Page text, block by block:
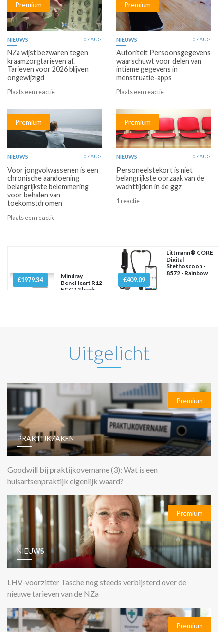
Premium
NIEUWS 07 AUG
NZa wijst bezwaren tegen
kraamzorgtarieven af.
Tarieven voor 2026 blijven
ongewijzigd
Plaats een reactie
Premium
NIEUWS 07 AUG
Autoriteit Persoonsgegevens
waarschuwt voor delen van
intieme gegevens in
menstruatie-apps
Plaats een reactie
Premium
NIEUWS 07 AUG
Voor jongvolwassenen is een
chronische aandoening
belangrijkste belemmering
voor behalen van
toekomstdromen
Plaats een reactie
Premium
NIEUWS 07 AUG
Personeelstekort is niet
belangrijkste oorzaak van de
wachttijden in de ggz
1 reactie
€1979.34
Mindray
BeneHeart R12
ECG 12 leads
€409.09
Littmann® CORE
Digital
Stethoscoop -
8572 - Rainbow
Uitgelicht
Premium
PRAKTIJKZAKEN
Goodwill bij praktijkovername (3): Wat is een
huisartsenpraktijk eigenlijk waard?
Premium
NIEUWS
LHV-voorzitter Tasche nog steeds verbijsterd over de
nieuwe tarieven van de NZa
Premium